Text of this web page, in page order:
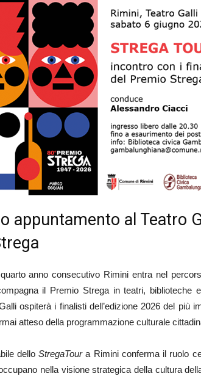
appuntamento al Teatro
anno consecutivo Rimini entra nel
il Premio Strega in teatri, biblioteche
ospiterà i finalisti dell’edizione 2026 del più
atteso della programmazione culturale
dello StregaToura Rimini conferma il ruolo
nella visione strategica della cultura